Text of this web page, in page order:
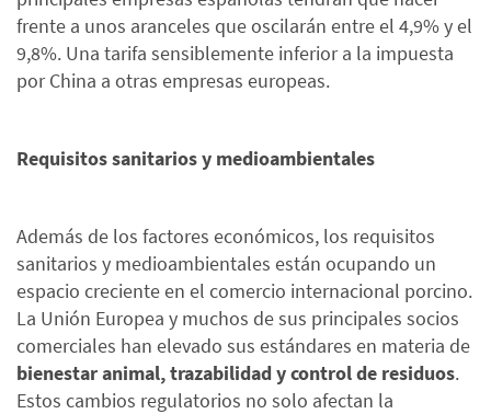
frente a unos aranceles que oscilarán entre el 4,9% y el
9,8%. Una tarifa sensiblemente inferior a la impuesta
por China a otras empresas europeas.
Requisitos sanitarios y medioambientales
Además de los factores económicos, los requisitos
sanitarios y medioambientales están ocupando un
espacio creciente en el comercio internacional porcino.
La Unión Europea y muchos de sus principales socios
comerciales han elevado sus estándares en materia de
bienestar animal, trazabilidad y control de residuos.
Estos cambios regulatorios no solo afectan la